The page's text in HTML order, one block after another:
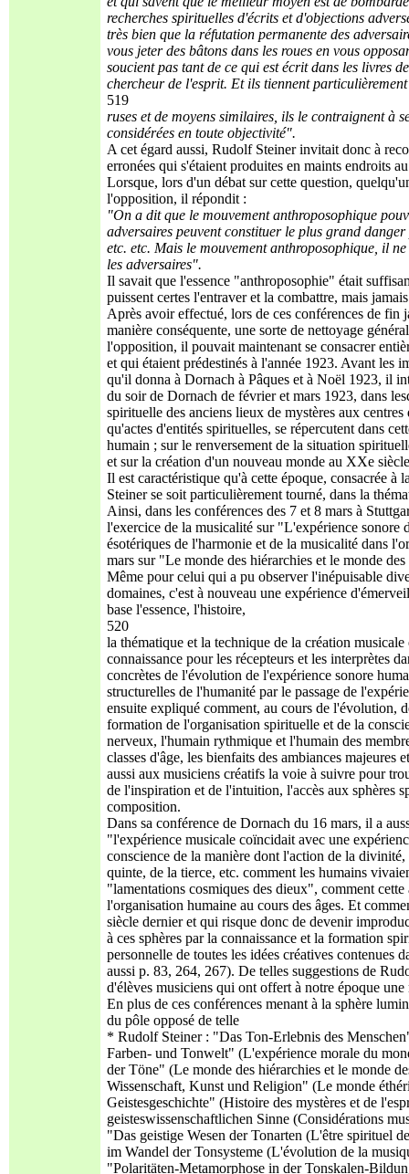
recherches spirituelles d'écrits et d'objections
très bien que la réfutation permanente des
vous jeter des bâtons dans les roues en vous
soucient pas tant de ce qui est écrit dans les livres
chercheur de l'esprit. Et ils tiennent
519
ruses et de moyens similaires, ils le contraignent à
considérées en toute objectivité".
A cet égard aussi, Rudolf Steiner invitait donc à
erronées qui s'étaient produites en maints endroits
Lorsque, lors d'un débat sur cette question,
l'opposition, il répondit :
"On a dit que le mouvement anthroposophique
adversaires peuvent constituer le plus grand
etc. etc. Mais le mouvement anthroposophique, il
les adversaires".
Il savait que l'essence "anthroposophie" était
puissent certes l'entraver et la combattre, mais
Après avoir effectué, lors de ces conférences de
manière conséquente, une sorte de nettoyage
l'opposition, il pouvait maintenant se consacrer
et qui étaient prédestinés à l'année 1923. Avant les
qu'il donna à Dornach à Pâques et à Noël 1923, il
du soir de Dornach de février et mars 1923, dans
spirituelle des anciens lieux de mystères aux
qu'actes d'entités spirituelles, se répercutent dans
humain ; sur le renversement de la situation
et sur la création d'un nouveau monde au XXe
Il est caractéristique qu'à cette époque, consacrée
Steiner se soit particulièrement tourné, dans la
Ainsi, dans les conférences des 7 et 8 mars à
l'exercice de la musicalité sur "L'expérience sonore
ésotériques de l'harmonie et de la musicalité dans
mars sur "Le monde des hiérarchies et le monde
Même pour celui qui a pu observer l'inépuisable
domaines, c'est à nouveau une expérience
base l'essence, l'histoire,
520
la thématique et la technique de la création
connaissance pour les récepteurs et les interprètes
concrètes de l'évolution de l'expérience sonore
structurelles de l'humanité par le passage de
ensuite expliqué comment, au cours de l'évolution,
formation de l'organisation spirituelle et de la
nerveux, l'humain rythmique et l'humain des
classes d'âge, les bienfaits des ambiances
aussi aux musiciens créatifs la voie à suivre pour
de l'inspiration et de l'intuition, l'accès aux sphères
composition.
Dans sa conférence de Dornach du 16 mars, il a
"l'expérience musicale coïncidait avec une
conscience de la manière dont l'action de la
quinte, de la tierce, etc. comment les humains
"lamentations cosmiques des dieux", comment
l'organisation humaine au cours des âges. Et
siècle dernier et qui risque donc de devenir
à ces sphères par la connaissance et la formation
personnelle de toutes les idées créatives contenues
aussi p. 83, 264, 267). De telles suggestions de
d'élèves musiciens qui ont offert à notre époque
En plus de ces conférences menant à la sphère
du pôle opposé de telle
* Rudolf Steiner : "Das Ton-Erlebnis des
Farben- und Tonwelt" (L'expérience morale du
der Töne" (Le monde des hiérarchies et le monde
Wissenschaft, Kunst und Religion" (Le monde
Geistesgeschichte" (Histoire des mystères et de
geisteswissenschaftlichen Sinne (Considérations
"Das geistige Wesen der Tonarten (L'être spirituel
im Wandel der Tonsysteme (L'évolution de la
"Polaritäten-Metamorphose in der Tonskalen-